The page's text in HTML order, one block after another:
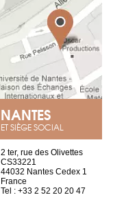
NANTES
ET SIÈGE SOCIAL
2 ter, rue des Olivettes
CS33221
44032 Nantes Cedex 1
France
Tel : +33 2 52 20 20 47